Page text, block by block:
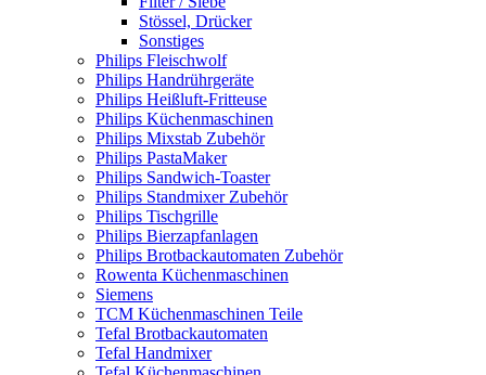
Stössel, Drücker
Sonstiges
Philips Fleischwolf
Philips Handrührgeräte
Philips Heißluft-Fritteuse
Philips Küchenmaschinen
Philips Mixstab Zubehör
Philips PastaMaker
Philips Sandwich-Toaster
Philips Standmixer Zubehör
Philips Tischgrille
Philips Bierzapfanlagen
Philips Brotbackautomaten Zubehör
Rowenta Küchenmaschinen
Siemens
TCM Küchenmaschinen Teile
Tefal Brotbackautomaten
Tefal Handmixer